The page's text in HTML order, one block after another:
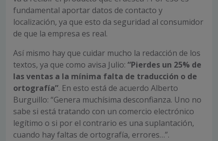
fundamental aportar datos de contacto y
localización, ya que esto da seguridad al consumidor
de que la empresa es real.
Así mismo hay que cuidar mucho la redacción de los
textos, ya que como avisa Julio: “Pierdes un 25% de
las ventas a la mínima falta de traducción o de
ortografía”. En esto está de acuerdo Alberto
Burguillo: “Genera muchísima desconfianza. Uno no
sabe si está tratando con un comercio electrónico
legítimo o si por el contrario es una suplantación,
cuando hay faltas de ortografía, errores…”.